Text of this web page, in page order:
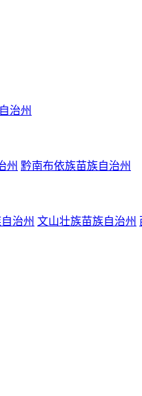
治州
州 黔南布依族苗族自治州
治州 文山壮族苗族自治州